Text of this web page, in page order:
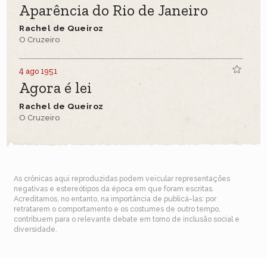
Aparência do Rio de Janeiro
Rachel de Queiroz
O Cruzeiro
4 ago 1951
Agora é lei
Rachel de Queiroz
O Cruzeiro
As crônicas aqui reproduzidas podem veicular representações
negativas e estereótipos da época em que foram escritas.
Acreditamos, no entanto, na importância de publicá-las: por
retratarem o comportamento e os costumes de outro tempo,
contribuem para o relevante debate em torno de inclusão social e
diversidade.